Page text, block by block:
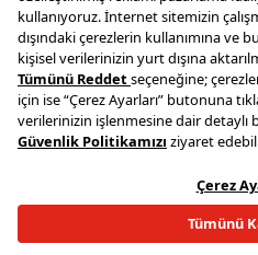
Uygulamamızı İndirin
Copyright © 2025